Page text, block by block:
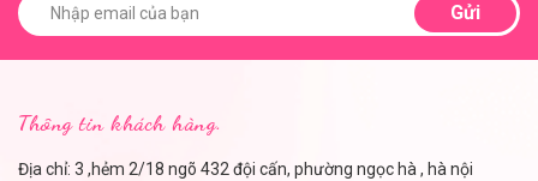
Gửi
Thông tin khách hàng.
Địa chỉ: 3 ,hẻm 2/18 ngõ 432 đội cấn, phường ngọc hà , hà nội